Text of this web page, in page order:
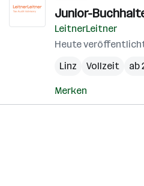
Junior-
LeitnerLeitner
Heute
Linz
Vollzeit ab
Merken